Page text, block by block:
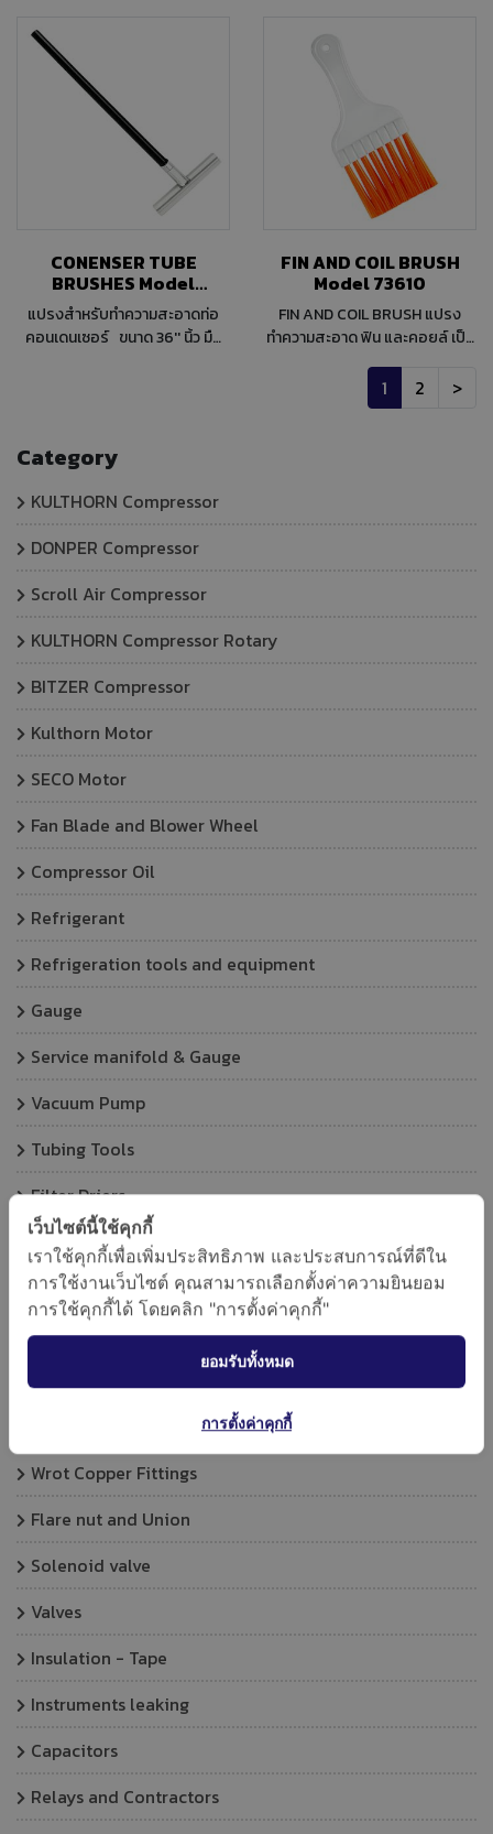
Category
KULTHORN Compressor
DONPER Compressor
Scroll Air Compressor
KULTHORN Compressor Rotary
BITZER Compressor
Kulthorn Motor
SECO Motor
Fan Blade and Blower Wheel
Compressor Oil
Refrigerant
Refrigeration tools and equipment
Gauge
Service manifold & Gauge
Vacuum Pump
Tubing Tools
Filter Driers
Expansion Valve
Fin combs and Cleaning brushes
Copper Tube
Vibration absorber
Wrot Copper Fittings
Flare nut and Union
Solenoid valve
Valves
Insulation - Tape
Instruments leaking
Capacitors
Relays and Contractors
แผงคอยล์เย็น แผงคอยล์ร้อน
แผงรังผึ้งและยังสามารถใช้
ตกแต่งแผงที่ล้ม ให้กลับมาตั้งเป็น
ระเบียบเหมือนใหม่ ผลิตจากสเต
ทนทาน ไม่เป็นสนิมเล็กกระทัดรัด
พกพาสะดวก
CONENSER TUBE
BRUSHES Model
65000
แปรงสำหรับทำความสะอาดท่อ
คอนเดนเซอร์ ขนาด 36'' นิ้ว มือ
FIN AND COIL BRUSH
Model 73610
FIN AND COIL BRUSH แปรง
ทำความสะอาด ฟิน และคอยล์ เป็น
3/4'' Overall
1 2 >
เว็บไซต์นี้ใช้คุกกี้
เราใช้คุกกี้เพื่อเพิ่มประสิทธิภาพ และประสบการณ์ที่ดีใน
การใช้งานเว็บไซต์ คุณสามารถเลือกตั้งค่าความยินยอม
การใช้คุกกี้ได้ โดยคลิก "การตั้งค่าคุกกี้"
ยอมรับทั้งหมด
การตั้งค่าคุกกี้